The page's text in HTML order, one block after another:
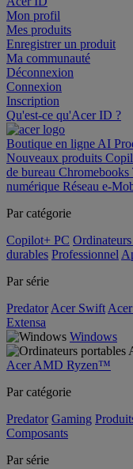
Mon profil
Mes produits
Enregistrer un produit
Ma communauté
Déconnexion
Connexion
Inscription
Qu'est-ce qu'Acer ID ?
Boutique en ligne AI
Nouveaux produits
de bureau Chromebooks
numérique Réseau e-
Par catégorie
Copilot+ PC
durables Professionnel
Par série
Predator Acer Swift
Extensa
Windows
Acer AMD Ryzen™
Par catégorie
Predator Gaming
Composants
Par série